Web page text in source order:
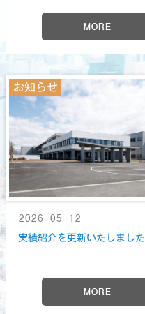
MORE
お知らせ
2026_05_12
実績紹介を更新いたしました
MORE